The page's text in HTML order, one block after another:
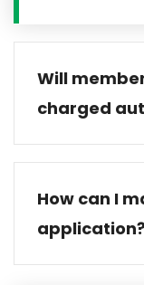
Will
charged
How can I
application?